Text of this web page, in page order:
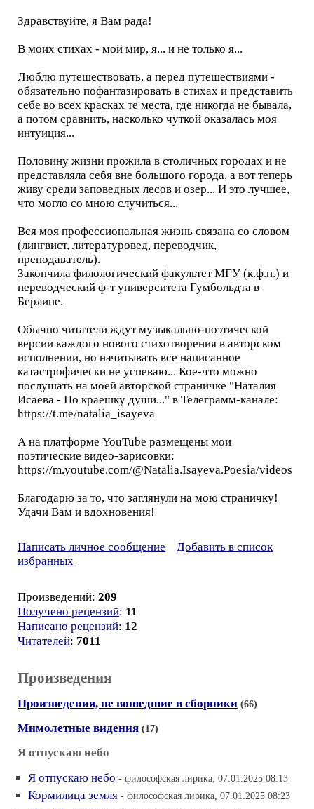
Здравствуйте, я Вам рада!
В моих стихах - мой мир, я... и не только я...
Люблю путешествовать, а перед путешествиями -
обязательно пофантазировать в стихах и представить
себе во всех красках те места, где никогда не бывала,
а потом сравнить, насколько чуткой оказалась моя
интуиция...
Половину жизни прожила в столичных городах и не
представляла себя вне большого города, а вот теперь
живу среди заповедных лесов и озер... И это лучшее,
что могло со мною случиться...
Вся моя профессиональная жизнь связана со словом
(лингвист, литературовед, переводчик,
преподаватель).
Закончила филологический факультет МГУ (к.ф.н.) и
переводческий ф-т университета Гумбольдта в
Берлине.
Обычно читатели ждут музыкально-поэтической
версии каждого нового стихотворения в авторском
исполнении, но начитывать все написанное
катастрофически не успеваю... Кое-что можно
послушать на моей авторской страничке "Наталия
Исаева - По краешку души..." в Телеграмм-канале:
https://t.me/natalia_isayeva
А на платформе YouTube размещены мои
поэтические видео-зарисовки:
https://m.youtube.com/@Natalia.Isayeva.Poesia/videos
Благодарю за то, что заглянули на мою страничку!
Удачи Вам и вдохновения!
Написать личное сообщение
Добавить в список
избранных
Произведений: 209
Получено рецензий: 11
Написано рецензий: 12
Читателей: 7011
Произведения
Произведения, не вошедшие в сборники (66)
Мимолетные видения (17)
Я отпускаю небо
Я отпускаю небо - философская лирика, 07.01.2025 08:13
Кормилица земля - философская лирика, 07.01.2025 08:23